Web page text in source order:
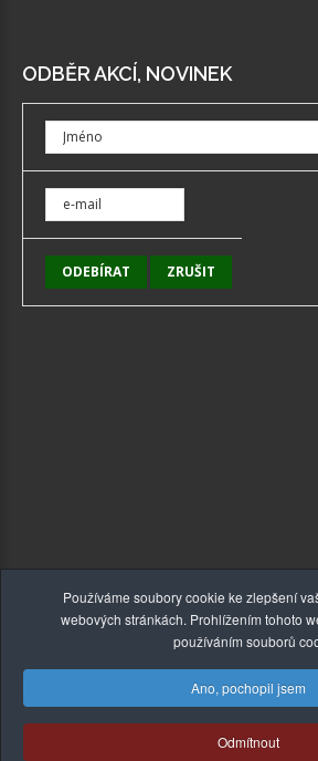
ODBĚR AKCÍ, NOVINEK
Používáme soubory cookie ke zlepšení
webových stránkách. Prohlížením tohoto
používáním souborů
Ano, pochopil jsem
Odmítnout